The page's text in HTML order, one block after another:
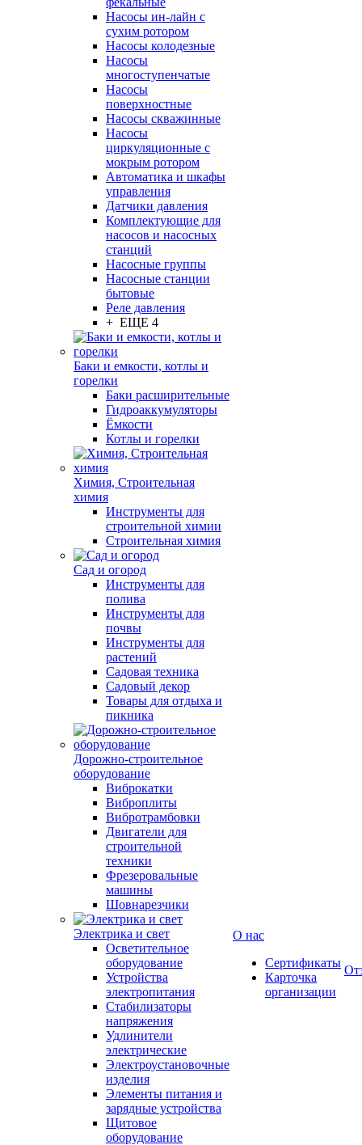
Насосы ин-лайн с
сухим ротором
Насосы колодезные
Насосы
многоступенчатые
Насосы
поверхностные
Насосы скважинные
Насосы
циркуляционные с
мокрым ротором
Автоматика и шкафы
управления
Датчики давления
Комплектующие для
насосов и насосных
станций
Насосные группы
Насосные станции
бытовые
Реле давления
+ ЕЩЕ 4
Баки и емкости, котлы и
горелки
Баки расширительные
Гидроаккумуляторы
Ёмкости
Котлы и горелки
Химия, Строительная
химия
Инструменты для
строительной химии
Строительная химия
Сад и огород
Инструменты для
полива
Инструменты для
почвы
Инструменты для
растений
Садовая техника
Садовый декор
Товары для отдыха и
пикника
Дорожно-строительное
оборудование
Виброкатки
Виброплиты
Вибротрамбовки
Двигатели для
строительной
техники
Фрезеровальные
машины
Шовнарезчики
Электрика и свет
Осветительное
оборудование
Устройства
электропитания
Стабилизаторы
напряжения
Удлинители
электрические
Электроустановочные
изделия
Элементы питания и
зарядные устройства
Щитовое
оборудование
О нас
Сертификаты
Карточка
организации